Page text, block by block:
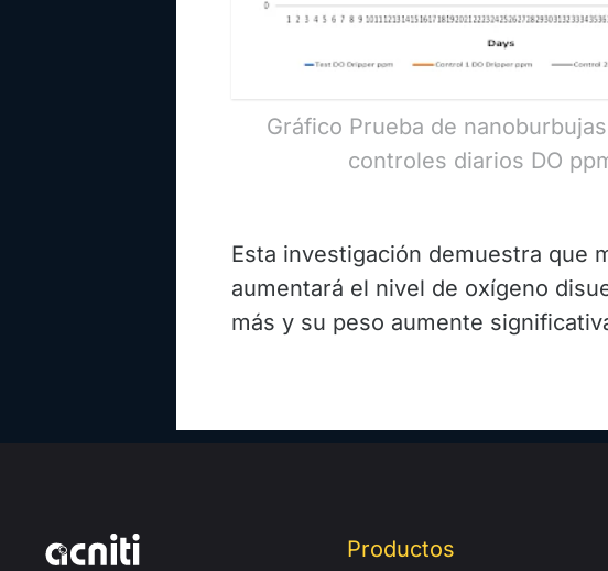
Gráfico Prueba de
controles diarios DO
Esta investigación demuestra que
aumentará el nivel de oxígeno
más y su peso aumente
Productos